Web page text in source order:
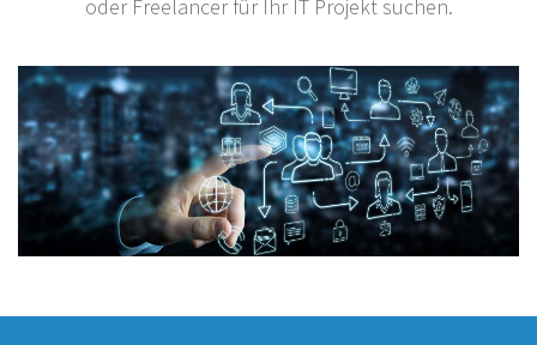
oder Freelancer für Ihr IT Projekt suchen.